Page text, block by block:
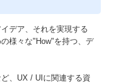
デア、それを実現する
様々な"How"を持つ、デ
、UX / UIに関連する資